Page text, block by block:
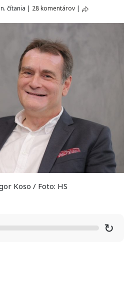
čítania | 28 komentárov |
Koso / Foto: HS
↻